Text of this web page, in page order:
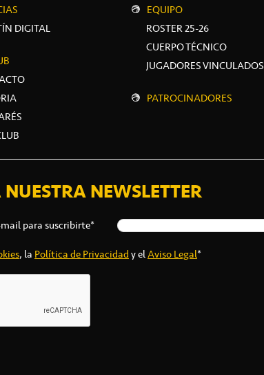
DIGITAL
EQUIPO
ROSTER 25-26
CUERPO TÉCNICO
JUGADORES VINCULADOS
PATROCINADORES
NEWSLETTER
para suscribirte*
, la Política de Privacidady elAviso Legal*